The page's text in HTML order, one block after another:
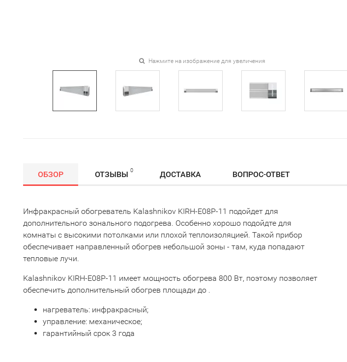
Нажмите на изображение для увеличения
ОБЗОР ОТЗЫВЫ 0 ДОСТАВКА ВОПРОС-ОТВЕТ
Инфракрасный обогреватель Kalashnikov KIRH-E08P-11 подойдет для
дополнительного зонального подогрева. Особенно хорошо подойдте для
комнаты с высокими потолками или плохой теплоизоляцией. Такой прибор
обеспечивает направленный обогрев небольшой зоны - там, куда попадают
тепловые лучи.
Kalashnikov KIRH-E08P-11 имеет мощность обогрева 800 Вт, поэтому позволяет
обеспечить дополнительный обогрев площади до .
нагреватель: инфракрасный;
управление: механическое;
гарантийный срок 3 года